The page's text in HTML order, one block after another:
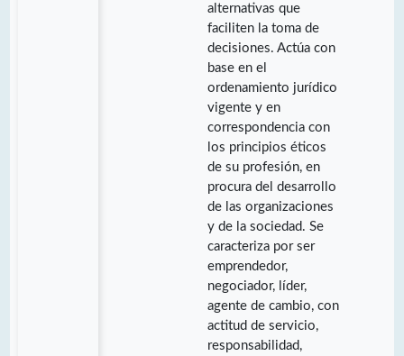
alternativas que
faciliten la toma de
decisiones. Actúa con
base en el
ordenamiento jurídico
vigente y en
correspondencia con
los principios éticos
de su profesión, en
procura del desarrollo
de las organizaciones
y de la sociedad. Se
caracteriza por ser
emprendedor,
negociador, líder,
agente de cambio, con
actitud de servicio,
responsabilidad,